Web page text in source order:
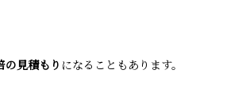
の見積もり になることもあります。